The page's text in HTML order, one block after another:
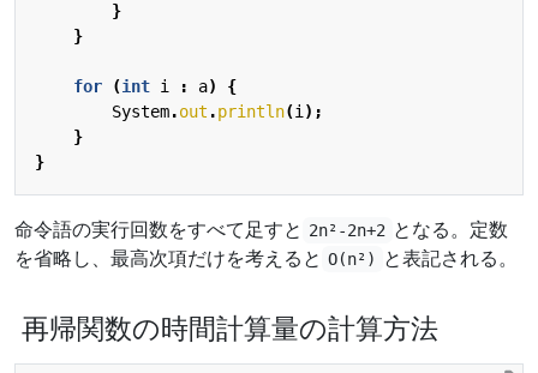
}
}
for (int i : a)
{
System.out .println(i );
}
}
命令語の実行回数をすべて足すと 2n²-2n+2 となる。定数
を省略し、最高次項だけを考えると O(n²) と表記される。
再帰関数の時間計算量の計算方法